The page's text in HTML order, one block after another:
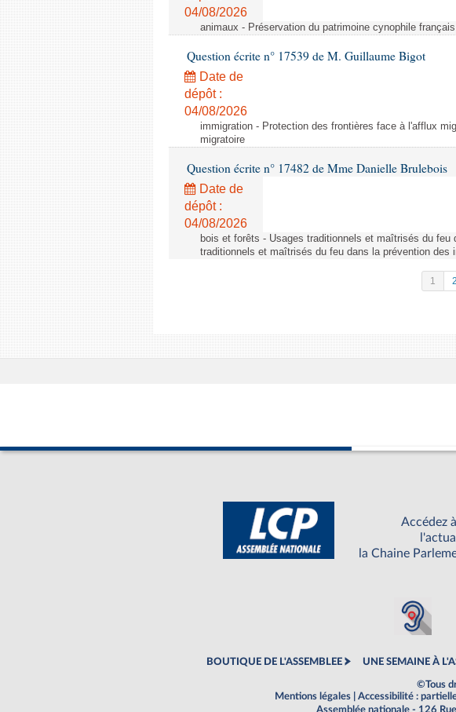
04/08/2026
animaux - Préservation du patrimoine cynophile
Question écrite n° 17539 de M. Guillaume Bigot
Date de
dépôt :
04/08/2026
immigration - Protection des frontières face à l'afflux
migratoire
Question écrite n° 17482 de Mme Danielle Brulebois
Date de
dépôt :
04/08/2026
bois et forêts - Usages traditionnels et maîtrisés du feu
traditionnels et maîtrisés du feu dans la prévention des
1 2
Accédez
la Chaine
BOUTIQUE DE L'ASSEMBLEE UNE SEMAINE À
©Tous
Mentions légales
Accessibilité :
Assemblée nationale - 126